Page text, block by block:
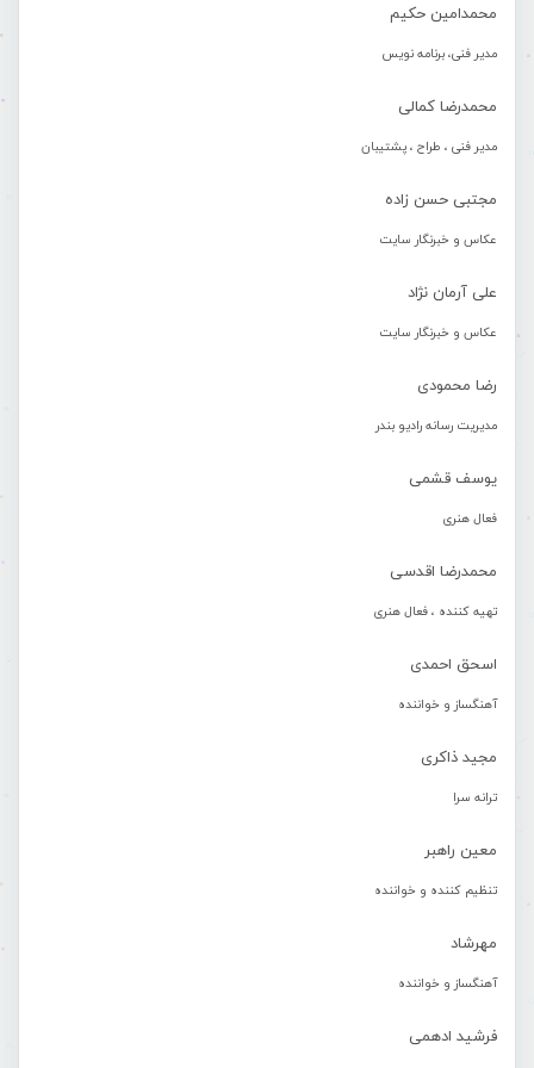
محمدامین حکیم
مدیر فنی، برنامه نویس
محمدرضا کمالی
مدیر فنی ، طراح ، پشتیبان
مجتبی حسن زاده
عکاس و خبرنگار سایت
علی آرمان نژاد
عکاس و خبرنگار سایت
رضا محمودی
مدیریت رسانه رادیو بندر
یوسف قشمی
فعال هنری
محمدرضا اقدسی
تهیه کننده ، فعال هنری
اسحق احمدی
آهنگساز و خواننده
مجید ذاکری
ترانه سرا
معین راهبر
تنظیم کننده و خواننده
مهرشاد
آهنگساز و خواننده
فرشید ادهمی